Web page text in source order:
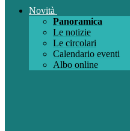
Novità
Panoramica
Le notizie
Le circolari
Calendario eventi
Albo online